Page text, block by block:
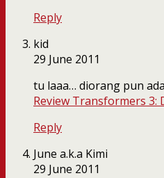
Reply
kid
29 June 2011
tu laaa… diorang pun
Review Transformers 3:
Reply
June a.k.a Kimi
29 June 2011